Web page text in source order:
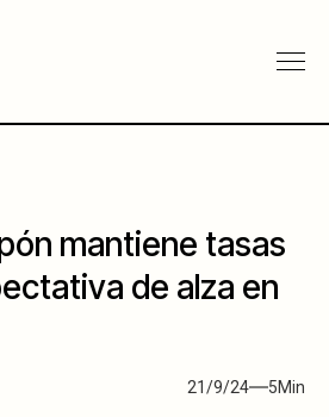
mantiene tasas
de alza en
21/9/24 5Min